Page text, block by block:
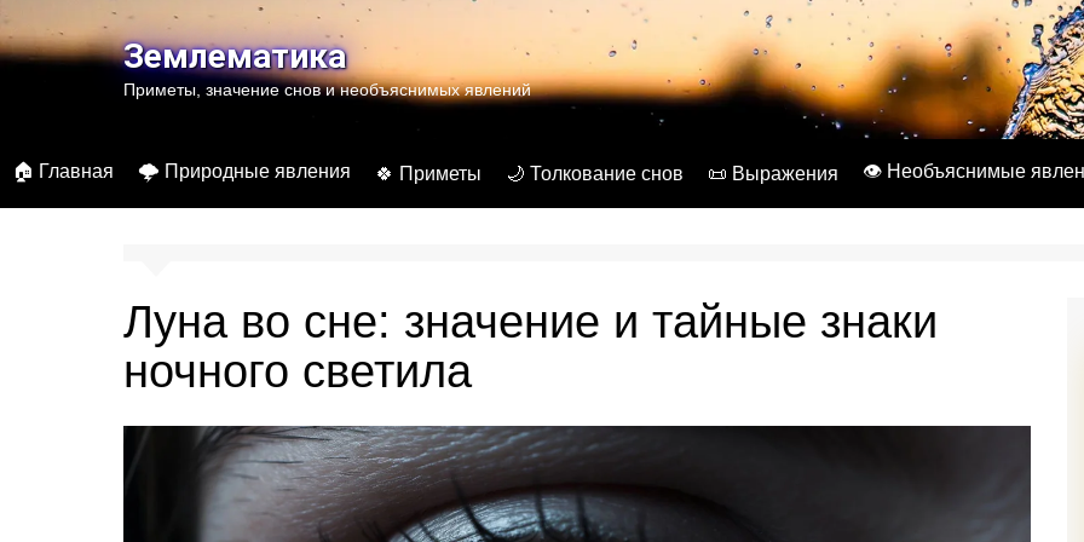
к
содержимомуЗемлематика
Приметы, значение снов и необъяснимых явлений
🏠 Главная 🌩️ Природные явления 🍀 Приметы 🌙 Толкование снов 📜 Выражения 👁️ Необъяснимые
Луна во сне: значение и тайные знаки
ночного светила